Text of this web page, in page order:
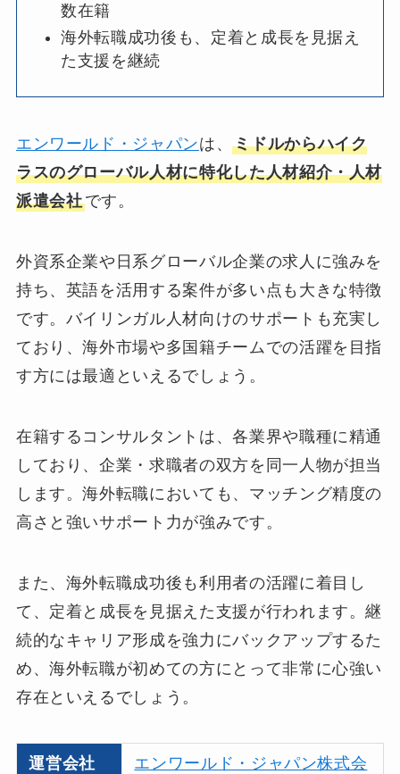
数在籍
海外転職成功後も、定着と成長を見据え
た支援を継続
エンワールド・ジャパンは、ミドルからハイク
ラスのグローバル人材に特化した人材紹介・人材
派遣会社です。
外資系企業や日系グローバル企業の求人に強みを
持ち、英語を活用する案件が多い点も大きな特徴
です。バイリンガル人材向けのサポートも充実し
ており、海外市場や多国籍チームでの活躍を目指
す方には最適といえるでしょう。
在籍するコンサルタントは、各業界や職種に精通
しており、企業・求職者の双方を同一人物が担当
します。海外転職においても、マッチング精度の
高さと強いサポート力が強みです。
また、海外転職成功後も利用者の活躍に着目し
て、定着と成長を見据えた支援が行われます。継
続的なキャリア形成を強力にバックアップするた
め、海外転職が初めての方にとって非常に心強い
存在といえるでしょう。
運営会社
エンワールド・ジャパン株式会